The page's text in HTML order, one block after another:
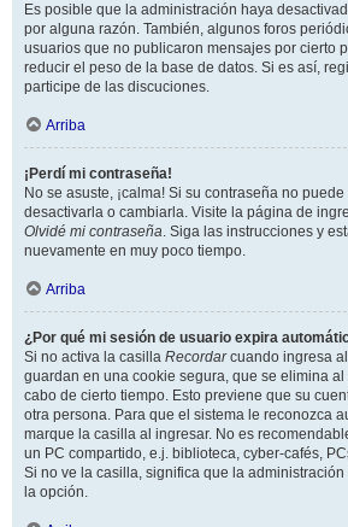
Es posible que la administración haya
por alguna razón. También, algunos foros
usuarios que no publicaron mensajes por cierto
reducir el peso de la base de datos. Si es así,
participe de las discuciones.
Arriba
¡Perdí mi contraseña!
No se asuste, ¡calma! Si su contraseña no
desactivarla o cambiarla. Visite la página de
Olvidé mi contraseña. Siga las instrucciones y
nuevamente en muy poco tiempo.
Arriba
¿Por qué mi sesión de usuario expira
Si no activa la casilla Recordarcuando ingresa
guardan en una cookie segura, que se elimina al
cabo de cierto tiempo. Esto previene que su
otra persona. Para que el sistema le reconozca
marque la casilla al ingresar. No es
un PC compartido, e.j. biblioteca, cyber-cafés,
Si no ve la casilla, significa que la
la opción.